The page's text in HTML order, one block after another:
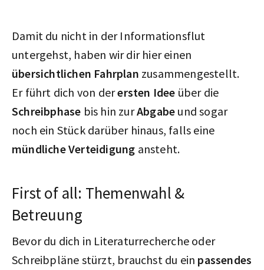
Damit du nicht in der Informationsflut
untergehst, haben wir dir hier einen
übersichtlichen Fahrplan zusammengestellt.
Er führt dich von derersten Idee über die
Schreibphase bis hin zurAbgabe und sogar
noch ein Stück darüber hinaus, falls eine
mündliche Verteidigung ansteht.
First of all: Themenwahl &
Betreuung
Bevor du dich in Literaturrecherche oder
Schreibpläne stürzt, brauchst du ein passendes